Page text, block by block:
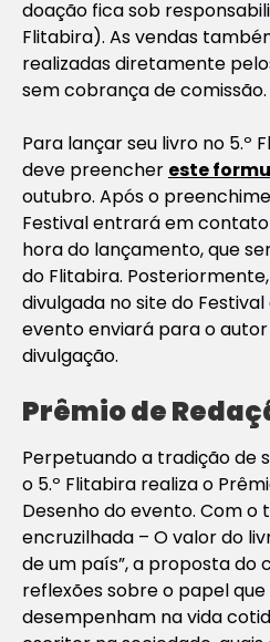
doação fica sob
Flitabira). As vendas
realizadas diretamente
sem cobrança de comissão.
Para lançar seu livro no 5.º
deve preencher este
outubro. Após o
Festival entrará em
hora do lançamento, que
do Flitabira.
divulgada no site do
evento enviará para o
divulgação.
Prêmio de
Perpetuando a tradição de
o 5.º Flitabira realiza o
Desenho do evento. Com o
encruzilhada – O valor do
de um país”, a proposta do
reflexões sobre o papel que
desempenham na vida